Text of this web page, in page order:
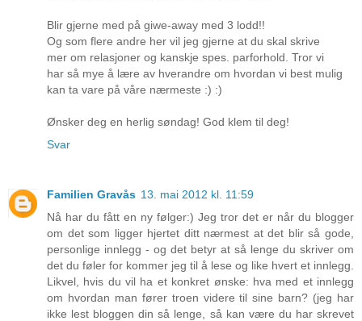
Blir gjerne med på giwe-away med 3 lodd!!
Og som flere andre her vil jeg gjerne at du skal skrive
mer om relasjoner og kanskje spes. parforhold. Tror vi
har så mye å lære av hverandre om hvordan vi best mulig
kan ta vare på våre nærmeste :) :)
Ønsker deg en herlig søndag! God klem til deg!
Svar
Familien Gravås 13. mai 2012 kl. 11:59
Nå har du fått en ny følger:) Jeg tror det er når du blogger
om det som ligger hjertet ditt nærmest at det blir så gode,
personlige innlegg - og det betyr at så lenge du skriver om
det du føler for kommer jeg til å lese og like hvert et innlegg.
Likvel, hvis du vil ha et konkret ønske: hva med et innlegg
om hvordan man fører troen videre til sine barn? (jeg har
ikke lest bloggen din så lenge, så kan være du har skrevet